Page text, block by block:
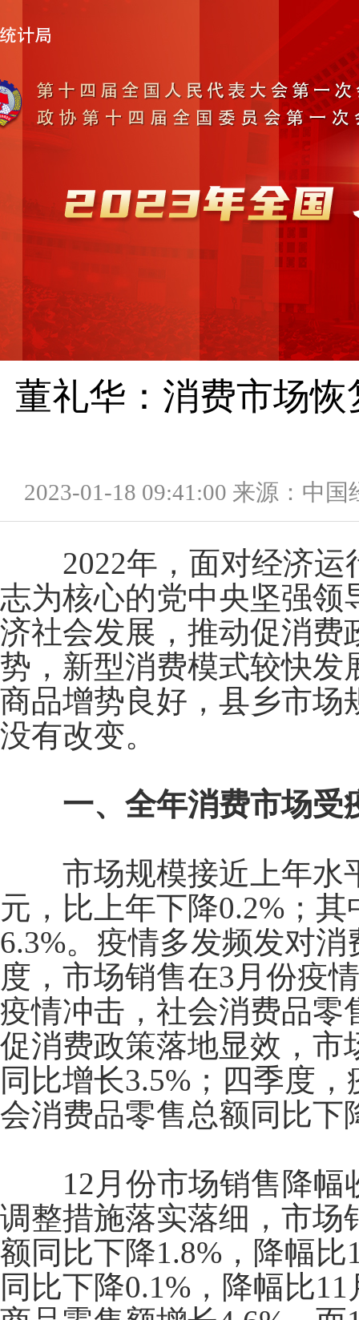
董礼华：消费市场
2023-01-18 09:41:00 来源：中国
2022年，面对经济运
志为核心的党中央坚强领
济社会发展，推动促消费
势，新型消费模式较快发
商品增势良好，县乡市场
没有改变。
一、全年消费市场受
市场规模接近上年水
元，比上年下降0.2% ；
6.3%。疫情多发频发对
度，市场销售在3 月份疫
疫情冲击，社会消费品零
促消费政策落地显效，市
同比增长3.5% ；四季度
会消费品零售总额同比下
12 月份市场销售降
调整措施落实落细，市场
额同比下降1.8% ，降幅比
同比下降0.1% ，降幅比11